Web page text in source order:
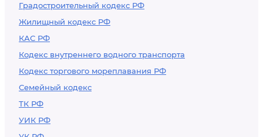
Градостроительный кодекс РФ
Жилищный кодекс РФ
КАС РФ
Кодекс внутреннего водного транспорта
Кодекс торгового мореплавания РФ
Семейный кодекс
ТК РФ
УИК РФ